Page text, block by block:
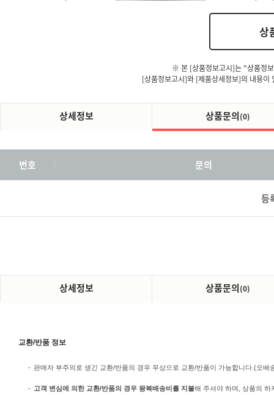
상
※ 본 [상품정보고시]는 "상품정
[상품정보고시]와 [제품상세정보]의 내용이
상세정보 상품문의(0)
번호 문의
등
상세정보 상품문의(0)
교환/반품 정보
- 판매자 부주의로 생긴 교환/반품의 경우 무상으로 교환/반품이 가능합니다.(오
- 고객 변심에 의한 교환/반품의 경우 왕복배송비를 지불해 주셔야 하며, 상품의 하